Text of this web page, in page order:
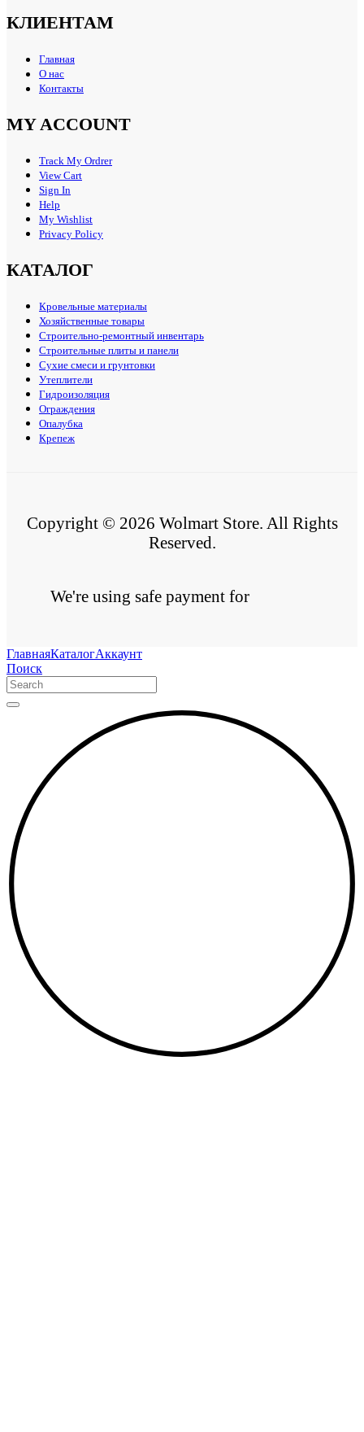
КЛИЕНТАМ
Главная
О нас
Контакты
MY ACCOUNT
Track My Ordrer
View Cart
Sign In
Help
My Wishlist
Privacy Policy
КАТАЛОГ
Кровельные материалы
Хозяйственные товары
Строительно-ремонтный инвентарь
Строительные плиты и панели
Сухие смеси и грунтовки
Утеплители
Гидроизоляция
Ограждения
Опалубка
Крепеж
Copyright © 2026 Wolmart Store. All Rights
Reserved.
We're using safe payment for
ГлавнаяКаталогАккаунт
Поиск